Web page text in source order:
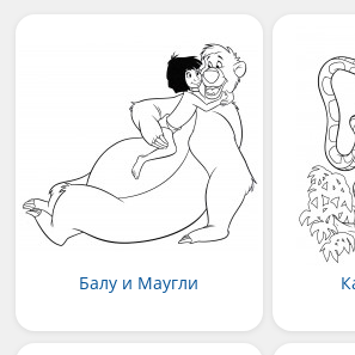
Балу и Маугли